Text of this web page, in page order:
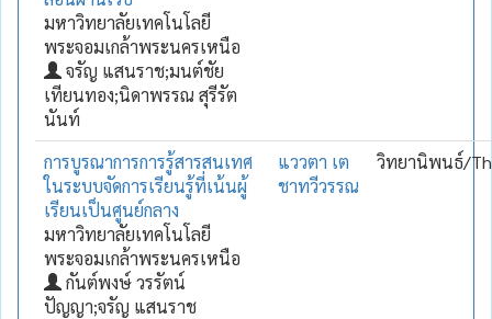
มหาวิทยาลัยเทคโนโลยี
พระจอมเกล้าพระนครเหนือ
จรัญ แสนราช;มนต์ชัย
เทียนทอง;นิดาพรรณ สุรีรัต
นันท์
การบูรณาการการรู้สารสนเทศ
ในระบบจัดการเรียนรู้ที่เน้นผู้
เรียนเป็นศูนย์กลาง
มหาวิทยาลัยเทคโนโลยี
พระจอมเกล้าพระนครเหนือ
กันต์พงษ์ วรรัตน์
ปัญญา;จรัญ แสนราช
แววตา เต
ชาทวีวรรณ
วิทยานิพนธ์/